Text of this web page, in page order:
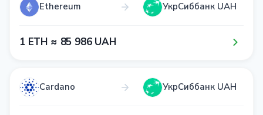
Ethereum УкрСиббанк UAH
1​ ETH ≈ 8​5​ 9​8​6​ UAH
Cardano УкрСиббанк UAH